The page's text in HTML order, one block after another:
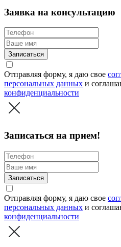
Заявка на консультацию
Записаться
Отправляя форму, я даю свое
персональных данных и
конфиденциальности
Записаться на прием!
Записаться
Отправляя форму, я даю свое
персональных данных и
конфиденциальности